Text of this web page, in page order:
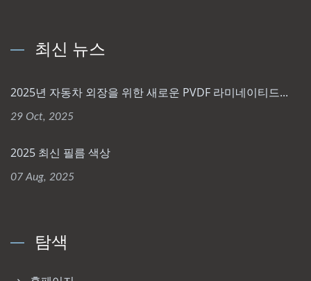
최신 뉴스
2025년 자동차 외장을 위한 새로운 PVDF 라미네이티드...
29 Oct, 2025
2025 최신 필름 색상
07 Aug, 2025
탐색